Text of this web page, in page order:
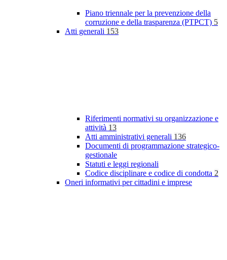
Piano triennale per la prevenzione della
corruzione e della trasparenza (PTPCT) 5
Atti generali 153
Riferimenti normativi su organizzazione e
attività 13
Atti amministrativi generali 136
Documenti di programmazione strategico-
gestionale
Statuti e leggi regionali
Codice disciplinare e codice di condotta 2
Oneri informativi per cittadini e imprese